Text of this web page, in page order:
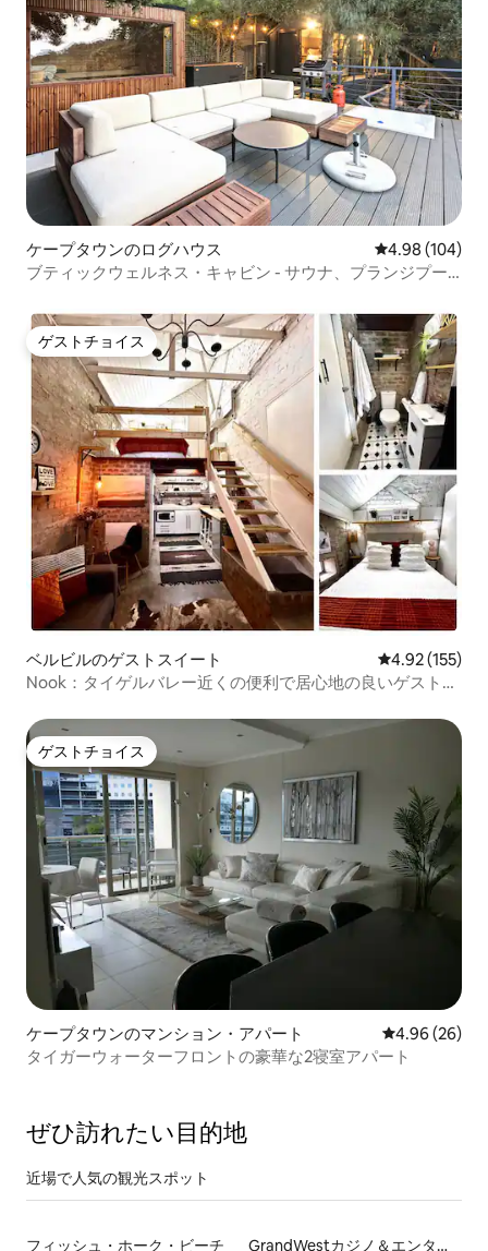
ケープタウンのログハウス レビュー104
4.98 (104)
ブティックウェルネス・キャビン - サウナ、プランジプー
ゲストチョイス
ゲストチョイス
ベルビルのゲストスイート レビュー155
4.92 (155)
Nook：タイゲルバレー近くの便利で居心地の良いゲストス
ゲストチョイス
ゲストチョイス
ケープタウンのマンション・アパート レビュー26
4.96 (26)
タイガーウォーターフロントの豪華な2寝室アパート
ぜひ訪⁠れ⁠た⁠い目⁠的⁠地
近場で人気の観光スポット
フィッシュ・ホーク・ビーチ GrandWestカジノ＆エンターテインメント・ワールド